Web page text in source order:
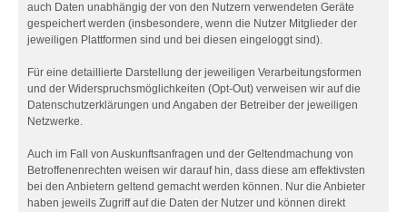
auch Daten unabhängig der von den Nutzern verwendeten Geräte
gespeichert werden (insbesondere, wenn die Nutzer Mitglieder der
jeweiligen Plattformen sind und bei diesen eingeloggt sind).
Für eine detaillierte Darstellung der jeweiligen Verarbeitungsformen
und der Widerspruchsmöglichkeiten (Opt-Out) verweisen wir auf die
Datenschutzerklärungen und Angaben der Betreiber der jeweiligen
Netzwerke.
Auch im Fall von Auskunftsanfragen und der Geltendmachung von
Betroffenenrechten weisen wir darauf hin, dass diese am effektivsten
bei den Anbietern geltend gemacht werden können. Nur die Anbieter
haben jeweils Zugriff auf die Daten der Nutzer und können direkt